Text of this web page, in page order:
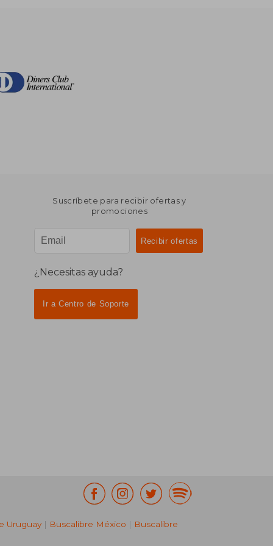
Suscríbete para recibir ofertas y
promociones
¿Necesitas ayuda?
Ir a Centro de Soporte
Uruguay | Buscalibre México | Buscalibre